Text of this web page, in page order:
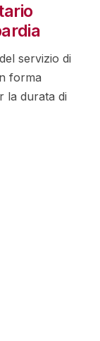
servizio di
forma
la durata di